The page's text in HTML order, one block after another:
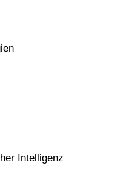
Intelligenz